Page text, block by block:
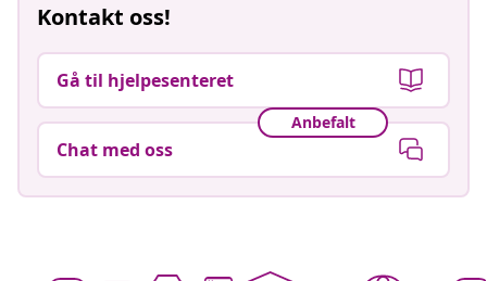
Kontakt oss!
Gå til hjelpesenteret
Anbefalt
Chat med oss